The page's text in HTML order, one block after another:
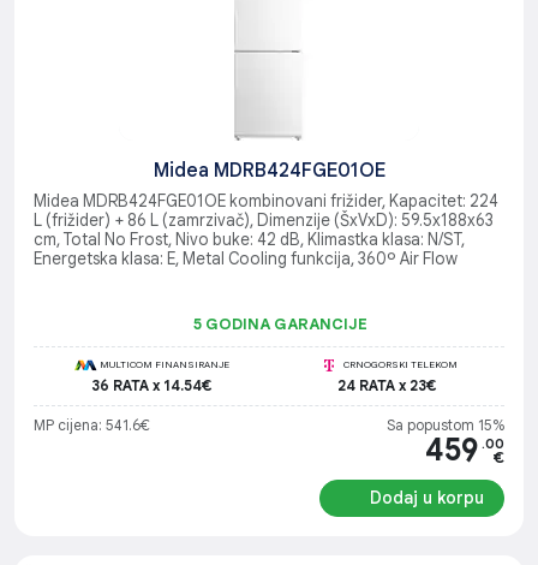
Midea MDRB424FGE01OE
Midea MDRB424FGE01OE kombinovani frižider, Kapacitet: 224
L (frižider) + 86 L (zamrzivač), Dimenzije (ŠxVxD): 59.5x188x63
cm, Total No Frost, Nivo buke: 42 dB, Klimastka klasa: N/ST,
Energetska klasa: E, Metal Cooling funkcija, 360º Air Flow
5 GODINA GARANCIJE
MULTICOM FINANSIRANJE
36 RATA x 14.54€
CRNOGORSKI TELEKOM
24 RATA x 23€
MP cijena: 541.6€ Sa popustom 15%
459 .00
€
Dodaj u korpu